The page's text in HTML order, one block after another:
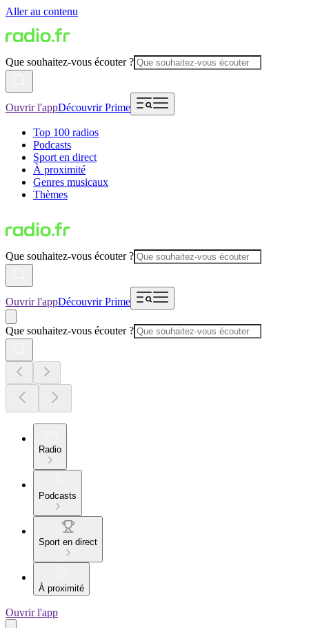
Aller au contenu
Que souhaitez-vous écouter ?
Ouvrir l'appDécouvrir Prime
Top 100 radios
Podcasts
Sport en direct
À proximité
Genres musicaux
Thèmes
Que souhaitez-vous écouter ?
Ouvrir l'appDécouvrir Prime
Que souhaitez-vous écouter ?
Radio
Podcasts
Sport en direct
À proximité
Ouvrir l'app